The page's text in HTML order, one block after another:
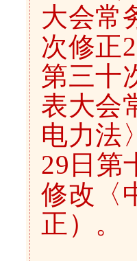
大会常
次修正
第三十
表大会
电力法
29日第
修改〈
正）。